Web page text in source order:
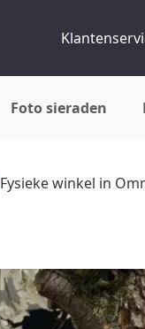
Foto sieraden
Fysieke winkel in